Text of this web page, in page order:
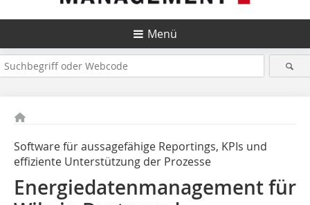
Menü
Software für aussagefähige Reportings, KPIs und
effiziente Unterstützung der Prozesse
Energiedatenmanagement für